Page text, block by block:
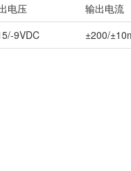
电压 输出电流
9VDC ±200/